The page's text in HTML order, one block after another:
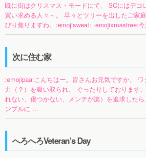
既に街はクリスマス・モードにて、 SCにはデコ
買い求める人々～。 早々とツリーを出したご家
ぴり焦りますわ。:emojisweat: :emojixmastree:
次に住む家
:emojipaa:こんちはー。皆さんお元気ですか。
力（？）を吸い取られ、 ぐったりしております
れない、傷つかない、メンテが楽）を追求した
ンプルに …
へろへろVeteran’s Day